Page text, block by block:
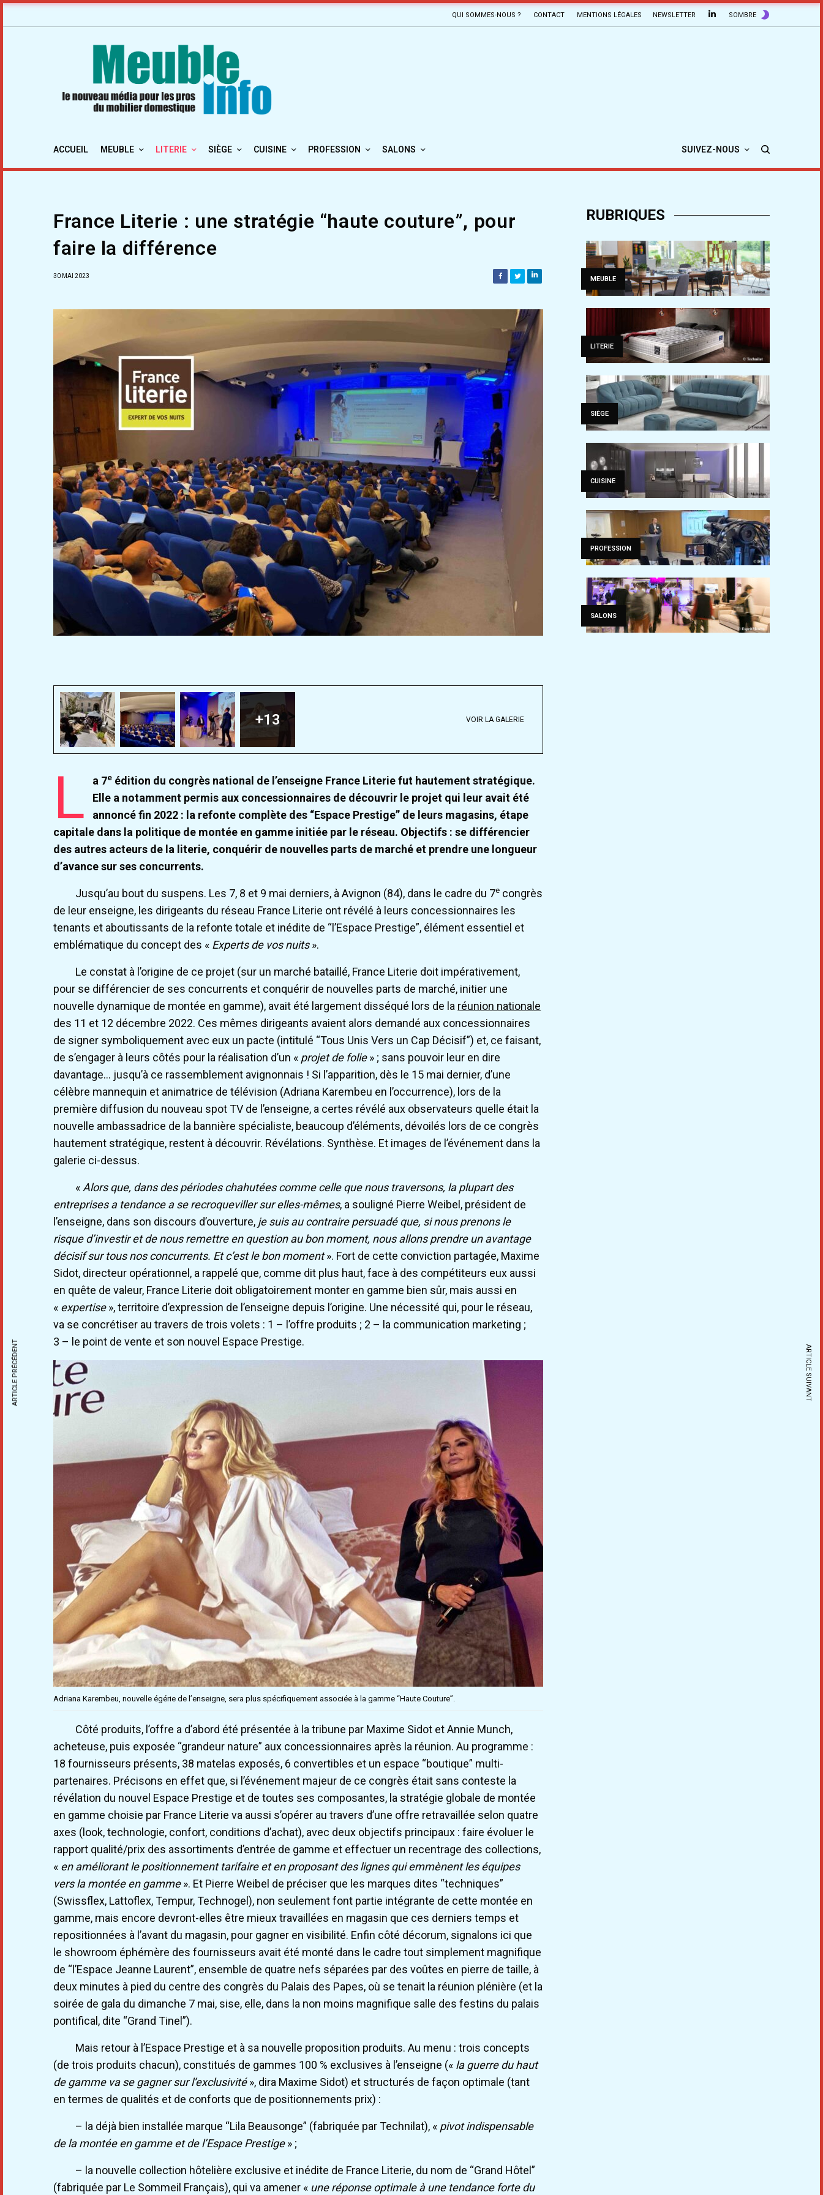
QUI SOMMES-NOUS ? CONTACT MENTIONS LÉGALES NEWSLETTER SOMBRE
ACCUEIL MEUBLE LITERIE SIÈGE CUISINE PROFESSION SALONS SUIVEZ-NOUS
France Literie : une stratégie “haute couture”, pour
faire la différence
30 MAI 2023
+13 VOIR LA GALERIE
L a 7eédition du congrès national de l’enseigne France Literie fut hautement stratégique.
Elle a notamment permis aux concessionnaires de découvrir le projet qui leur avait été
annoncé fin 2022 : la refonte complète des “Espace Prestige” de leurs magasins, étape
capitale dans la politique de montée en gamme initiée par le réseau. Objectifs : se différencier
des autres acteurs de la literie, conquérir de nouvelles parts de marché et prendre une longueur
d’avance sur ses concurrents.
Jusqu’au bout du suspens. Les 7, 8 et 9 mai derniers, à Avignon (84), dans le cadre du 7e congrès
de leur enseigne, les dirigeants du réseau France Literie ont révélé à leurs concessionnaires les
tenants et aboutissants de la refonte totale et inédite de “l’Espace Prestige”, élément essentiel et
emblématique du concept des « Experts de vos nuits».
Le constat à l’origine de ce projet (sur un marché bataillé, France Literie doit impérativement,
pour se différencier de ses concurrents et conquérir de nouvelles parts de marché, initier une
nouvelle dynamique de montée en gamme), avait été largement disséqué lors de la réunion nationale
des 11 et 12 décembre 2022. Ces mêmes dirigeants avaient alors demandé aux concessionnaires
de signer symboliquement avec eux un pacte (intitulé “Tous Unis Vers un Cap Décisif”) et, ce faisant,
de s’engager à leurs côtés pour la réalisation d’un « projet de folie» ; sans pouvoir leur en dire
davantage… jusqu’à ce rassemblement avignonnais ! Si l’apparition, dès le 15 mai dernier, d’une
célèbre mannequin et animatrice de télévision (Adriana Karembeu en l’occurrence), lors de la
première diffusion du nouveau spot TV de l’enseigne, a certes révélé aux observateurs quelle était la
nouvelle ambassadrice de la bannière spécialiste, beaucoup d’éléments, dévoilés lors de ce congrès
hautement stratégique, restent à découvrir. Révélations. Synthèse. Et images de l’événement dans la
galerie ci-dessus.
« Alors que, dans des périodes chahutées comme celle que nous traversons, la plupart des
entreprises a tendance a se recroqueviller sur elles-mêmes, a souligné Pierre Weibel, président de
l’enseigne, dans son discours d’ouverture, je suis au contraire persuadé que, si nous prenons le
risque d’investir et de nous remettre en question au bon moment, nous allons prendre un avantage
décisif sur tous nos concurrents. Et c’est le bon moment». Fort de cette conviction partagée, Maxime
Sidot, directeur opérationnel, a rappelé que, comme dit plus haut, face à des compétiteurs eux aussi
en quête de valeur, France Literie doit obligatoirement monter en gamme bien sûr, mais aussi en
« expertise», territoire d’expression de l’enseigne depuis l’origine. Une nécessité qui, pour le réseau,
va se concrétiser au travers de trois volets : 1 – l’offre produits ; 2 – la communication marketing ;
3 – le point de vente et son nouvel Espace Prestige.
Adriana Karembeu, nouvelle égérie de l’enseigne, sera plus spécifiquement associée à la gamme “Haute Couture”.
Côté produits, l’offre a d’abord été présentée à la tribune par Maxime Sidot et Annie Munch,
acheteuse, puis exposée “grandeur nature” aux concessionnaires après la réunion. Au programme :
18 fournisseurs présents, 38 matelas exposés, 6 convertibles et un espace “boutique” multi-
partenaires. Précisons en effet que, si l’événement majeur de ce congrès était sans conteste la
révélation du nouvel Espace Prestige et de toutes ses composantes, la stratégie globale de montée
en gamme choisie par France Literie va aussi s’opérer au travers d’une offre retravaillée selon quatre
axes (look, technologie, confort, conditions d’achat), avec deux objectifs principaux : faire évoluer le
rapport qualité/prix des assortiments d’entrée de gamme et effectuer un recentrage des collections,
« en améliorant le positionnement tarifaire et en proposant des lignes qui emmènent les équipes
vers la montée en gamme». Et Pierre Weibel de préciser que les marques dites “techniques”
(Swissflex, Lattoflex, Tempur, Technogel), non seulement font partie intégrante de cette montée en
gamme, mais encore devront-elles être mieux travaillées en magasin que ces derniers temps et
repositionnées à l’avant du magasin, pour gagner en visibilité. Enfin côté décorum, signalons ici que
le showroom éphémère des fournisseurs avait été monté dans le cadre tout simplement magnifique
de “l’Espace Jeanne Laurent”, ensemble de quatre nefs séparées par des voûtes en pierre de taille, à
deux minutes à pied du centre des congrès du Palais des Papes, où se tenait la réunion plénière (et la
soirée de gala du dimanche 7 mai, sise, elle, dans la non moins magnifique salle des festins du palais
pontifical, dite “Grand Tinel”).
Mais retour à l’Espace Prestige et à sa nouvelle proposition produits. Au menu : trois concepts
(de trois produits chacun), constitués de gammes 100 % exclusives à l’enseigne (« la guerre du haut
de gamme va se gagner sur l’exclusivité», dira Maxime Sidot) et structurés de façon optimale (tant
en termes de qualités et de conforts que de positionnements prix) :
– la déjà bien installée marque “Lila Beausonge” (fabriquée par Technilat), « pivot indispensable
de la montée en gamme et de l’Espace Prestige» ;
– la nouvelle collection hôtelière exclusive et inédite de France Literie, du nom de “Grand Hôtel”
(fabriquée par Le Sommeil Français), qui va amener « une réponse optimale à une tendance forte du
RUBRIQUES
MEUBLE
LITERIE
SIÈGE
CUISINE
PROFESSION
SALONS
ARTICLE PRÉCÉDENT ARTICLE SUIVANT